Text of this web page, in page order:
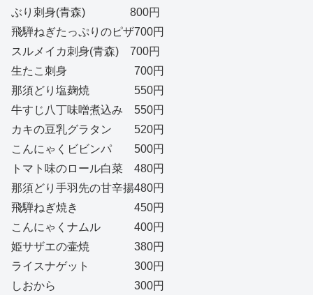
ぶり刺身(青森) 800円
飛騨ねぎたっぷりのピザ700円
スルメイカ刺身(青森) 700円
生たこ刺身 700円
那須どり塩麹焼 550円
牛すじ八丁味噌煮込み 550円
カキの豆乳グラタン 520円
こんにゃくビビンパ 500円
トマト味のロール白菜 480円
那須どり手羽先の甘辛揚480円
飛騨ねぎ焼き 450円
こんにゃくナムル 400円
姫サザエの壷焼 380円
ライスナゲット 300円
しおから 300円